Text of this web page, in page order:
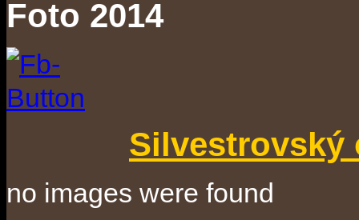
Foto 2014
Silvestrovský
no images were found